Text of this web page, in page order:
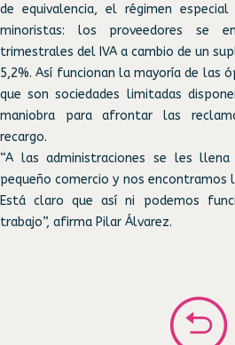
de equivalencia, el régimen
minoristas: los proveedores se
trimestrales del IVA a cambio de un
5,2%. Así funcionan la mayoría de las
que son sociedades limitadas
maniobra para afrontar las
recargo.
“A las administraciones se les
pequeño comercio y nos encontramos
Está claro que así ni podemos
trabajo”, afirma Pilar Álvarez.